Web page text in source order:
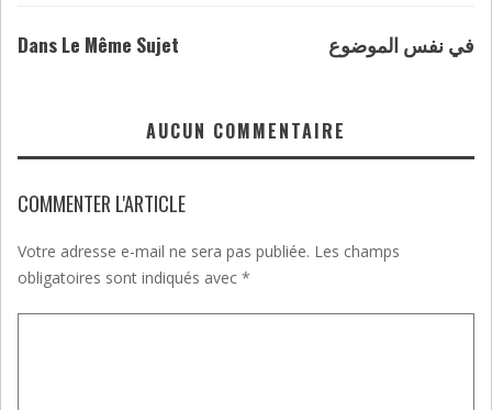
Dans Le Même Sujet في نفس الموضوع
AUCUN COMMENTAIRE
COMMENTER L'ARTICLE
Votre adresse e-mail ne sera pas publiée. Les champs
obligatoires sont indiqués avec *